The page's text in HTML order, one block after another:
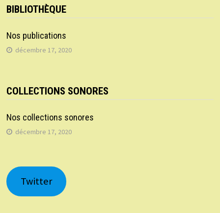
BIBLIOTHÈQUE
Nos publications
décembre 17, 2020
COLLECTIONS SONORES
Nos collections sonores
décembre 17, 2020
Twitter